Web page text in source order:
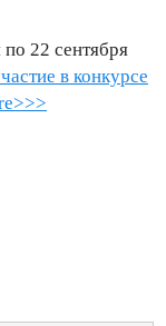
22 сентября
в конкурсе